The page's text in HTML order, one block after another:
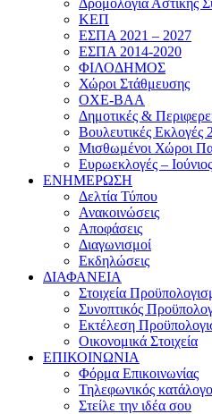
Δρομολόγια Αστικής
ΚΕΠ
ΕΣΠΑ 2021 – 2027
ΕΣΠΑ 2014-2020
ΦΙΛΟΔΗΜΟΣ
Χώροι Στάθμευσης
ΟΧΕ-ΒΑΑ
Δημοτικές &
Βουλευτικές Εκλογές
Μισθωμένοι Χώροι
Ευρωεκλογές –
ΕΝΗΜΕΡΩΣΗ
Δελτία Τύπου
Ανακοινώσεις
Αποφάσεις
Διαγωνισμοί
Εκδηλώσεις
ΔΙΑΦΑΝΕΙΑ
Στοιχεία
Συνοπτικός
Εκτέλεση
Οικονομικά Στοιχεία
ΕΠΙΚΟΙΝΩΝΙΑ
Φόρμα Επικοινωνίας
Τηλεφωνικός
Στείλε την ιδέα σου